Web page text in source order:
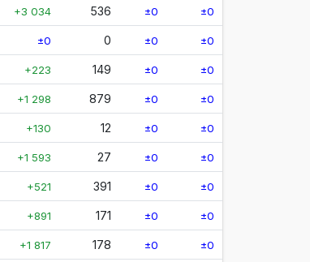
+3 034 536 ±0 ±0
±0 0 ±0 ±0
+223 149 ±0 ±0
+1 298 879 ±0 ±0
+130 12 ±0 ±0
+1 593 27 ±0 ±0
+521 391 ±0 ±0
+891 171 ±0 ±0
+1 817 178 ±0 ±0